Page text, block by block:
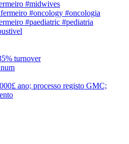
#midwives
#oncology #oncologia
#paediatric #pediatria
turnover
ano; processo registo GMC;